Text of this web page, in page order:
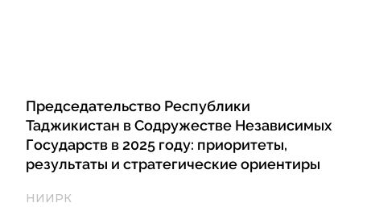
Председательство Республики
Таджикистан в Содружестве Независимых
Государств в 2025 году: приоритеты,
результаты и стратегические ориентиры
НИИРК